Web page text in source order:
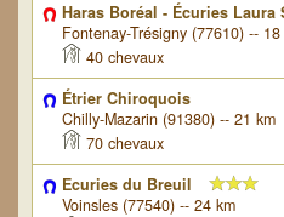
Haras Boréal - Écuries Laura
Fontenay-Trésigny (77610) -- 18
40 chevaux
Étrier Chiroquois
Chilly-Mazarin (91380) -- 21 km
70 chevaux
Ecuries du Breuil
Voinsles (77540) -- 24 km